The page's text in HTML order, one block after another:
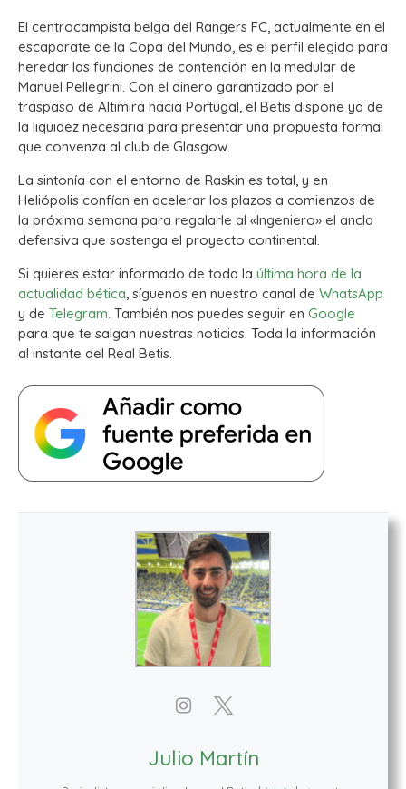
El centrocampista belga del Rangers FC, actualmente en el
escaparate de la Copa del Mundo, es el perfil elegido para
heredar las funciones de contención en la medular de
Manuel Pellegrini. Con el dinero garantizado por el
traspaso de Altimira hacia Portugal, el Betis dispone ya de
la liquidez necesaria para presentar una propuesta formal
que convenza al club de Glasgow.
La sintonía con el entorno de Raskin es total, y en
Heliópolis confían en acelerar los plazos a comienzos de
la próxima semana para regalarle al «Ingeniero» el ancla
defensiva que sostenga el proyecto continental.
Si quieres estar informado de toda la última hora de la
actualidad bética , síguenos en nuestro canal de WhatsApp
y de Telegram. También nos puedes seguir en Google
para que te salgan nuestras noticias. Toda la información
al instante del Real Betis.
Julio Martín